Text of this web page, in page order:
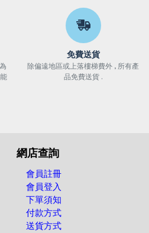
免費送貨
除偏遠地區或上落樓梯費外 , 所有產
品免費送貨 .
網店查詢
會員註冊
會員登入
下單須知
付款方式
送貨方式